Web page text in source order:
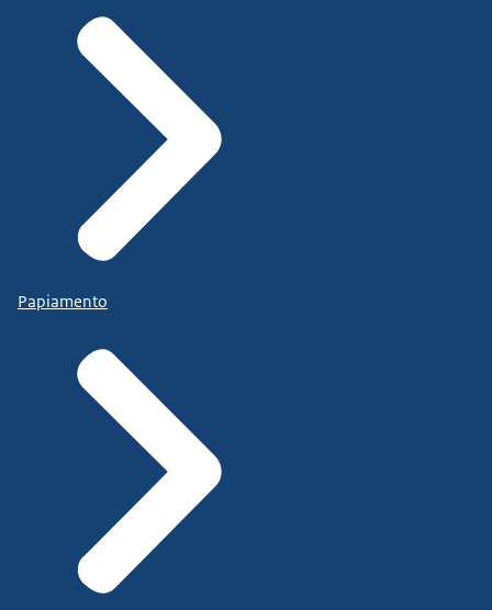
Papiamento